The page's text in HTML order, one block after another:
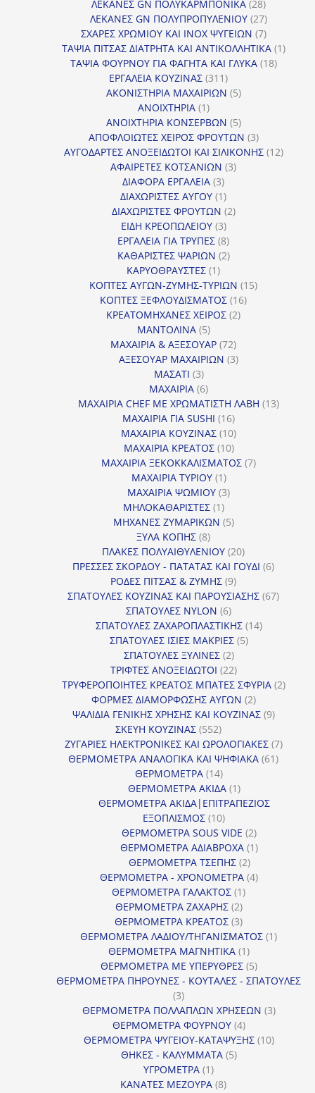
προϊόντα
ΛΕΚΑΝΕΣ GN ΠΟΛΥΚΑΡΜΠΟΝΙΚΑ 2828
προϊόντα
ΛΕΚΑΝΕΣ GN ΠΟΛΥΠΡΟΠΥΛΕΝΙΟΥ 2727
προϊόντα
ΣΧΑΡΕΣ ΧΡΩΜΙΟΥ ΚΑΙ INOX ΨΥΓΕΙΩΝ 77
προϊόντα
ΤΑΨΙΑ ΠΙΤΣΑΣ ΔΙΑΤΡΗΤΑ ΚΑΙ ΑΝΤΙΚΟΛΛΗΤΙΚΑ 11
ΤΑΨΙΑ ΦΟΥΡΝΟΥ ΓΙΑ ΦΑΓΗΤΑ ΚΑΙ ΓΛΥΚΑ 1818
ΕΡΓΑΛΕΙΑ ΚΟΥΖΙΝΑΣ 311311
προϊόντα
ΑΚΟΝΙΣΤΗΡΙΑ ΜΑΧΑΙΡΙΩΝ 55
ΑΝΟΙΧΤΗΡΙΑ 11
προϊόν
ΑΝΟΙΧΤΗΡΙΑ ΚΟΝΣΕΡΒΩΝ 55
προϊόντα
ΑΠΟΦΛΟΙΩΤΕΣ ΧΕΙΡΟΣ ΦΡΟΥΤΩΝ 33
προϊόντα
ΑΥΓΟΔΑΡΤΕΣ ΑΝΟΞΕΙΔΩΤΟΙ ΚΑΙ ΣΙΛΙΚΟΝΗΣ 1212
ΑΦΑΙΡΕΤΕΣ ΚΟΤΣΑΝΙΩΝ 33
ΔΙΑΦΟΡΑ ΕΡΓΑΛΕΙΑ 33
προϊόντα
ΔΙΑΧΩΡΙΣΤΕΣ ΑΥΓΟΥ 11
προϊόν
ΔΙΑΧΩΡΙΣΤΕΣ ΦΡΟΥΤΩΝ 22
ΕΙΔΗ ΚΡΕΟΠΩΛΕΙΟΥ 33
προϊόντα
ΕΡΓΑΛΕΙΑ ΓΙΑ ΤΡΥΠΕΣ 88
προϊόντα
ΚΑΘΑΡΙΣΤΕΣ ΨΑΡΙΩΝ 22
ΚΑΡΥΟΘΡΑΥΣΤΕΣ 11
προϊόν
ΚΟΠΤΕΣ ΑΥΓΩΝ-ΖΥΜΗΣ-ΤΥΡΙΩΝ 1515
ΚΟΠΤΕΣ ΞΕΦΛΟΥΔΙΣΜΑΤΟΣ 1616
ΚΡΕΑΤΟΜΗΧΑΝΕΣ ΧΕΙΡΟΣ 22
ΜΑΝΤΟΛΙΝΑ 55
προϊόντα
ΜΑΧΑΙΡΙΑ & ΑΞΕΣΟΥΑΡ 7272
προϊόντα
ΑΞΕΣΟΥΑΡ ΜΑΧΑΙΡΙΩΝ 33
ΜΑΣΑΤΙ 33
προϊόντα
ΜΑΧΑΙΡΙΑ 66
προϊόντα
ΜΑΧΑΙΡΙΑ CHEF ΜΕ ΧΡΩΜΑΤΙΣΤΗ ΛΑΒΗ 1313
ΜΑΧΑΙΡΙΑ ΓΙΑ SUSHI 1616
προϊόντα
ΜΑΧΑΙΡΙΑ ΚΟΥΖΙΝΑΣ 1010
προϊόντα
ΜΑΧΑΙΡΙΑ ΚΡΕΑΤΟΣ 1010
προϊόντα
ΜΑΧΑΙΡΙΑ ΞΕΚΟΚΚΑΛΙΣΜΑΤΟΣ 77
ΜΑΧΑΙΡΙΑ ΤΥΡΙΟΥ 11
προϊόν
ΜΑΧΑΙΡΙΑ ΨΩΜΙΟΥ 33
ΜΗΛΟΚΑΘΑΡΙΣΤΕΣ 11
προϊόν
ΜΗΧΑΝΕΣ ΖΥΜΑΡΙΚΩΝ 55
ΞΥΛΑ ΚΟΠΗΣ 88
προϊόντα
ΠΛΑΚΕΣ ΠΟΛΥΑΙΘΥΛΕΝΙΟΥ 2020
προϊόντα
ΠΡΕΣΣΕΣ ΣΚΟΡΔΟΥ - ΠΑΤΑΤΑΣ ΚΑΙ ΓΟΥΔΙ 66
ΡΟΔΕΣ ΠΙΤΣΑΣ & ΖΥΜΗΣ 99
προϊόντα
ΣΠΑΤΟΥΛΕΣ ΚΟΥΖΙΝΑΣ ΚΑΙ ΠΑΡΟΥΣΙΑΣΗΣ 6767
ΣΠΑΤΟΥΛΕΣ NYLON 66
προϊόντα
ΣΠΑΤΟΥΛΕΣ ΖΑΧΑΡΟΠΛΑΣΤΙΚΗΣ 1414
ΣΠΑΤΟΥΛΕΣ ΙΣΙΕΣ ΜΑΚΡΙΕΣ 55
ΣΠΑΤΟΥΛΕΣ ΞΥΛΙΝΕΣ 22
προϊόντα
ΤΡΙΦΤΕΣ ΑΝΟΞΕΙΔΩΤΟΙ 2222
προϊόντα
ΤΡΥΦΕΡΟΠΟΙΗΤΕΣ ΚΡΕΑΤΟΣ ΜΠΑΤΕΣ ΣΦΥΡΙΑ 22
ΦΟΡΜΕΣ ΔΙΑΜΟΡΦΩΣΗΣ ΑΥΓΩΝ 22
προϊόντα
ΨΑΛΙΔΙΑ ΓΕΝΙΚΗΣ ΧΡΗΣΗΣ ΚΑΙ ΚΟΥΖΙΝΑΣ 99
ΣΚΕΥΗ ΚΟΥΖΙΝΑΣ 552552
προϊόντα
ΖΥΓΑΡΙΕΣ ΗΛΕΚΤΡΟΝΙΚΕΣ ΚΑΙ ΩΡΟΛΟΓΙΑΚΕΣ 77
ΘΕΡΜΟΜΕΤΡΑ ΑΝΑΛΟΓΙΚΑ ΚΑΙ ΨΗΦΙΑΚΑ 6161
ΘΕΡΜΟΜΕΤΡΑ 1414
προϊόντα
ΘΕΡΜΟΜΕΤΡΑ ΑΚΙΔΑ 11
προϊόν
ΘΕΡΜΟΜΕΤΡΑ ΑΚΙΔΑ|ΕΠΙΤΡΑΠΕΖΙΟΣ
ΕΞΟΠΛΙΣΜΟΣ 1010
προϊόντα
ΘΕΡΜΟΜΕΤΡΑ SOUS VIDE 22
προϊόντα
ΘΕΡΜΟΜΕΤΡΑ ΑΔΙΑΒΡΟΧΑ 11
ΘΕΡΜΟΜΕΤΡΑ ΤΣΕΠΗΣ 22
προϊόντα
ΘΕΡΜΟΜΕΤΡΑ - ΧΡΟΝΟΜΕΤΡΑ 44
ΘΕΡΜΟΜΕΤΡΑ ΓΑΛΑΚΤΟΣ 11
προϊόν
ΘΕΡΜΟΜΕΤΡΑ ΖΑΧΑΡΗΣ 22
προϊόντα
ΘΕΡΜΟΜΕΤΡΑ ΚΡΕΑΤΟΣ 33
προϊόντα
ΘΕΡΜΟΜΕΤΡΑ ΛΑΔΙΟΥ/ΤΗΓΑΝΙΣΜΑΤΟΣ 11
ΘΕΡΜΟΜΕΤΡΑ ΜΑΓΝΗΤΙΚΑ 11
προϊόν
ΘΕΡΜΟΜΕΤΡΑ ΜΕ ΥΠΕΡΥΘΡΕΣ 55
προϊόντα
ΘΕΡΜΟΜΕΤΡΑ ΠΗΡΟΥΝΕΣ - ΚΟΥΤΑΛΕΣ - ΣΠΑΤΟΥΛΕΣ
33
προϊόντα
ΘΕΡΜΟΜΕΤΡΑ ΠΟΛΛΑΠΛΩΝ ΧΡΗΣΕΩΝ 33
ΘΕΡΜΟΜΕΤΡΑ ΦΟΥΡΝΟΥ 44
προϊόντα
ΘΕΡΜΟΜΕΤΡΑ ΨΥΓΕΙΟΥ-ΚΑΤΑΨΥΞΗΣ 1010
ΘΗΚΕΣ - ΚΑΛΥΜΜΑΤΑ 55
ΥΓΡΟΜΕΤΡΑ 11
προϊόν
ΚΑΝΑΤΕΣ ΜΕΖΟΥΡΑ 88